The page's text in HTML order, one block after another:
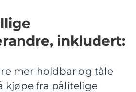
inkludert:
mer holdbar og tåle
kjøpe fra pålitelige